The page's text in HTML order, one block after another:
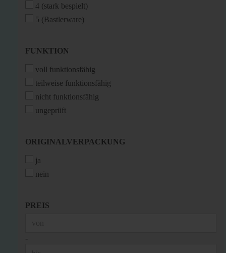
4 (stark bespielt)
5 (Bastlerware)
FUNKTION
FUNKTION
voll funktionsfähig
teilweise funktionsfähig
nicht funktionsfähig
ungeprüft
ORIGINALVERPACKUNG
ORIGINALVERPACKUNG
ja
nein
PREIS
PREIS
-